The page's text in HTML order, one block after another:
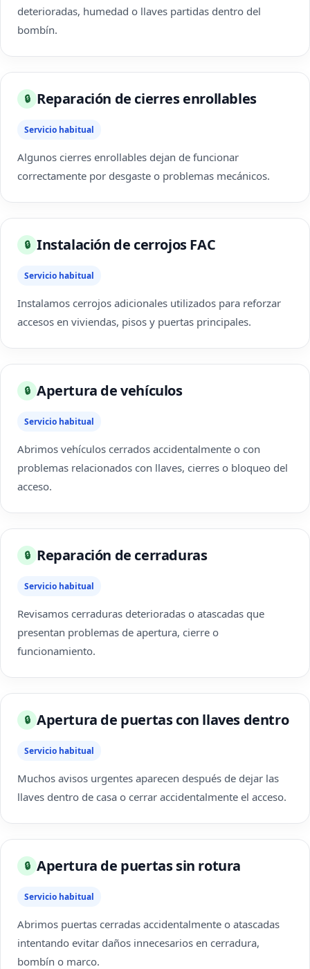
deterioradas, humedad o llaves partidas dentro del
bombín.
🔒 Reparación de cierres enrollables
Servicio habitual
Algunos cierres enrollables dejan de funcionar
correctamente por desgaste o problemas mecánicos.
🔒 Instalación de cerrojos FAC
Servicio habitual
Instalamos cerrojos adicionales utilizados para reforzar
accesos en viviendas, pisos y puertas principales.
🔒 Apertura de vehículos
Servicio habitual
Abrimos vehículos cerrados accidentalmente o con
problemas relacionados con llaves, cierres o bloqueo del
acceso.
🔒 Reparación de cerraduras
Servicio habitual
Revisamos cerraduras deterioradas o atascadas que
presentan problemas de apertura, cierre o
funcionamiento.
🔒 Apertura de puertas con llaves dentro
Servicio habitual
Muchos avisos urgentes aparecen después de dejar las
llaves dentro de casa o cerrar accidentalmente el acceso.
🔒 Apertura de puertas sin rotura
Servicio habitual
Abrimos puertas cerradas accidentalmente o atascadas
intentando evitar daños innecesarios en cerradura,
bombín o marco.